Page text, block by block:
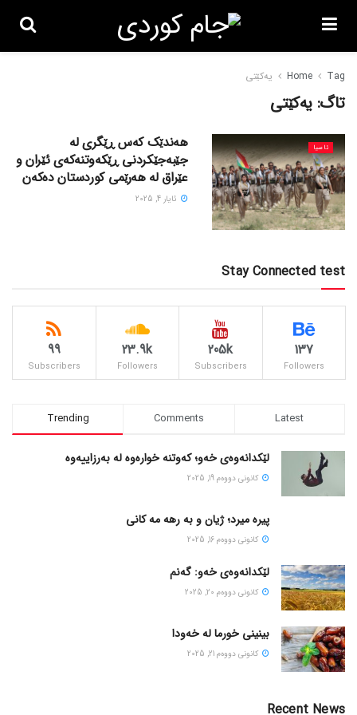
Home Tag یەکێتی
تاگ: یەکێتی
ئاسیا
هەندێک کەس ڕێگری لە
جێبەجێکردنی ڕێکەوتنەکەی ئێران و
عێراق لە هەرێمی کوردستان دەکەن
ئایار 4, 2025
Stay Connected test
137
Followers
205k
Subscribers
23.9k
Followers
99
Subscribers
Trending Comments Latest
لێکدانەوەی خەو؛ کەوتنە خوارەوە لە بەرزاییەوە
كانونی دووه‌م 19, 2025
پیره میرد؛ ژیان و به رهه مه کانی
كانونی دووه‌م 16, 2025
لێکدانەوەی خەو: گەنم
كانونی دووه‌م 20, 2025
بینینی خورما لە خەودا
كانونی دووه‌م 21, 2025
Recent News